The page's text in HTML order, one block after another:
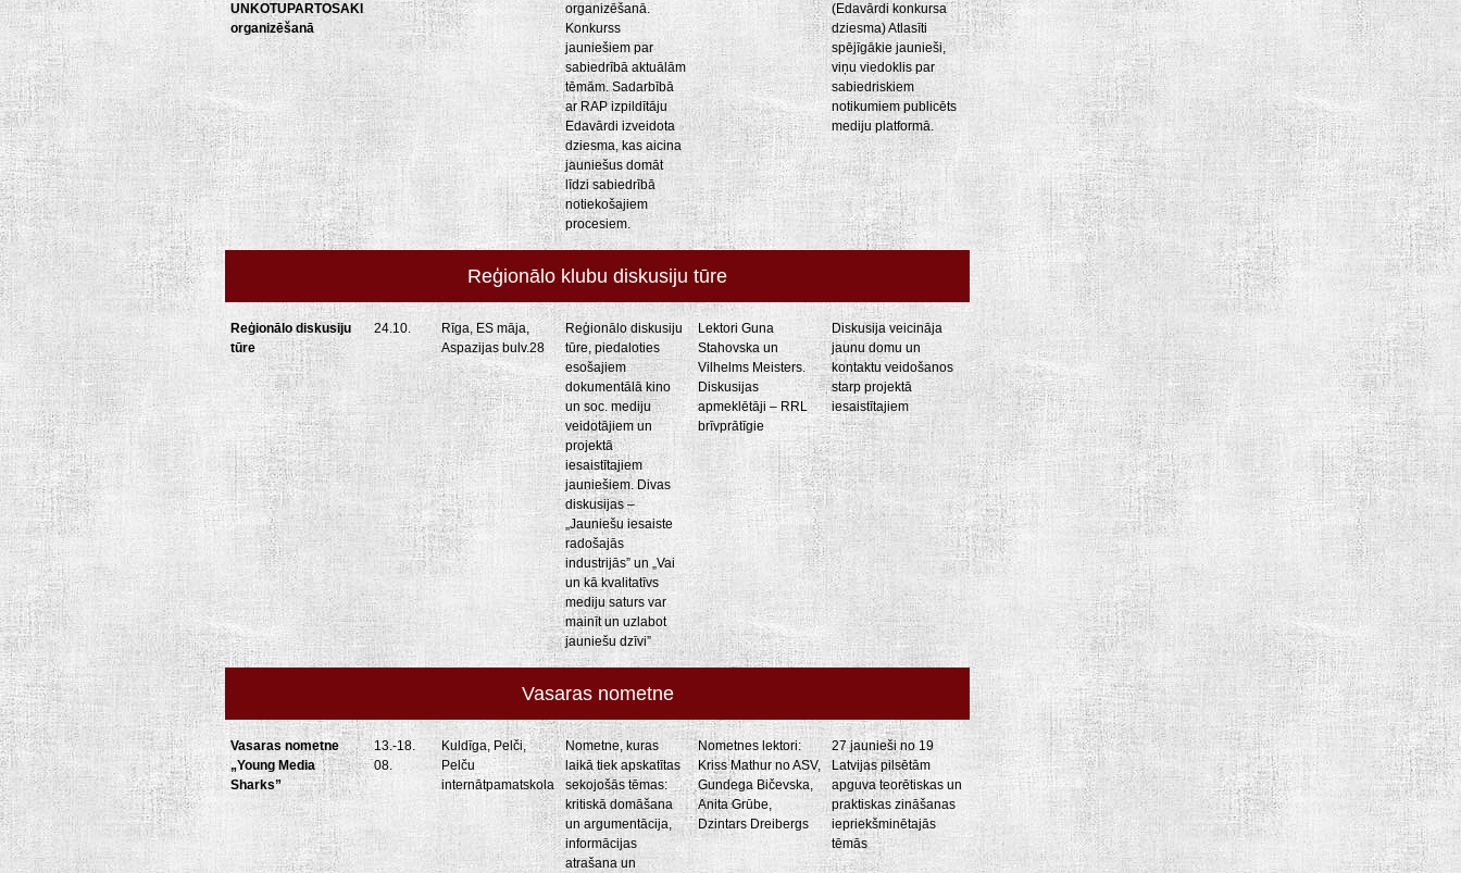
UNKOTUPARTOSAKI
organizēšanā
organizēšanā.
Konkurss
jauniešiem par
sabiedrībā aktuālām
tēmām. Sadarbībā
ar RAP izpildītāju
Edavārdi izveidota
dziesma, kas aicina
jauniešus domāt
līdzi sabiedrībā
notiekošajiem
procesiem.
(Edavārdi konkursa
dziesma) Atlasīti
spējīgākie jaunieši,
viņu viedoklis par
sabiedriskiem
notikumiem publicēts
mediju platformā.
Reģionālo klubu diskusiju tūre
Reģionālo diskusiju
tūre
24.10.
Rīga, ES māja,
Aspazijas bulv.28
Reģionālo diskusiju
tūre, piedaloties
esošajiem
dokumentālā kino
un soc. mediju
veidotājiem un
projektā
iesaistītajiem
jauniešiem. Divas
diskusijas –
„Jauniešu iesaiste
radošajās
industrijās” un „Vai
un kā kvalitatīvs
mediju saturs var
mainīt un uzlabot
jauniešu dzīvi”
Lektori Guna
Stahovska un
Vilhelms Meisters.
Diskusijas
apmeklētāji – RRL
brīvprātīgie
Diskusija veicināja
jaunu domu un
kontaktu veidošanos
starp projektā
iesaistītajiem
Vasaras nometne
Vasaras nometne
„Young Media
Sharks”
13.-18.
08.
Kuldīga, Pelči,
Pelču
internātpamatskola
Nometne, kuras
laikā tiek apskatītas
sekojošās tēmas:
kritiskā domāšana
un argumentācija,
informācijas
atrašana un
Nometnes lektori:
Kriss Mathur no ASV,
Gundega Bičevska,
Anita Grūbe,
Dzintars Dreibergs
27 jaunieši no 19
Latvijas pilsētām
apguva teorētiskas un
praktiskas zināšanas
iepriekšminētajās
tēmās